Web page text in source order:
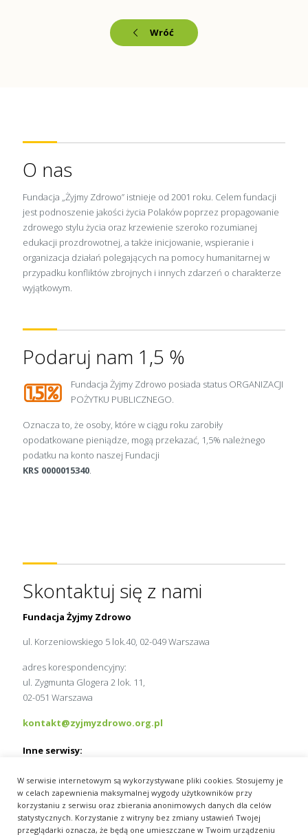
Wróć
O nas
Fundacja „Żyjmy Zdrowo” istnieje od 2001 roku. Celem fundacji
jest podnoszenie jakości życia Polaków poprzez propagowanie
zdrowego stylu życia oraz krzewienie szeroko rozumianej
edukacji prozdrowotnej, a także inicjowanie, wspieranie i
organizacja działań polegających na pomocy humanitarnej w
przypadku konfliktów zbrojnych i innych zdarzeń o charakterze
wyjątkowym.
Podaruj nam 1,5 %
Fundacja Żyjmy Zdrowo posiada status ORGANIZACJI
POŻYTKU PUBLICZNEGO.
Oznacza to, że osoby, które w ciągu roku zarobiły
opodatkowane pieniądze, mogą przekazać, 1,5% należnego
podatku na konto naszej Fundacji
KRS 0000015340.
Skontaktuj się z nami
Fundacja Żyjmy Zdrowo
ul. Korzeniowskiego 5 lok.40, 02-049 Warszawa
adres korespondencyjny:
ul. Zygmunta Glogera 2 lok. 11,
02-051 Warszawa
kontakt@zyjmyzdrowo.org.pl
Inne serwisy:
MedExpress.pl
Wydawnictwo Slużba Zdrowia
pracamedyka.pl
W serwisie internetowym są wykorzystywane pliki cookies. Stosujemy je
w celach zapewnienia maksymalnej wygody użytkowników przy
korzystaniu z serwisu oraz zbierania anonimowych danych dla celów
statystycznych. Korzystanie z witryny bez zmiany ustawień Twojej
przeglądarki oznacza, że będą one umieszczane w Twoim urządzeniu